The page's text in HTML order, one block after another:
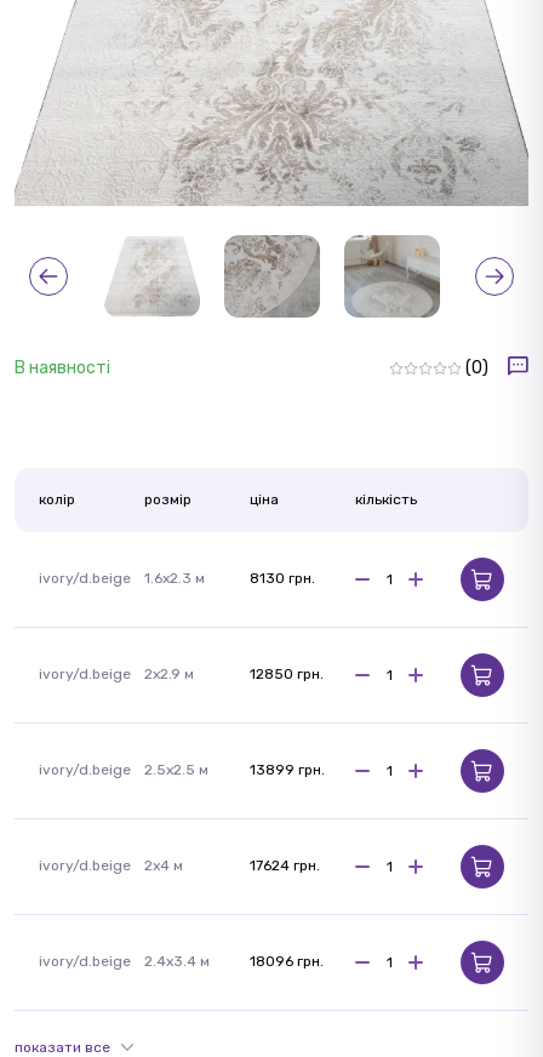
В наявності (0)
колір розмір ціна кількість
ivory/d.beige 1.6x2.3 м 8130 грн.
ivory/d.beige 2x2.9 м 12850 грн.
ivory/d.beige 2.5x2.5 м 13899 грн.
ivory/d.beige 2x4 м 17624 грн.
ivory/d.beige 2.4x3.4 м 18096 грн.
показати все